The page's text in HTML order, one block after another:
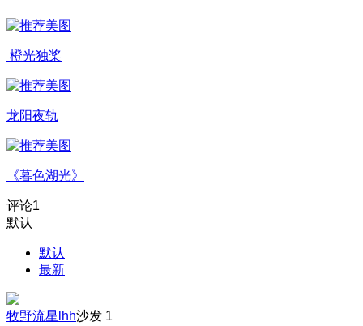
橙光独桨
龙阳夜轨
《暮色湖光》
评论1
默认
默认
最新
牧野流星lhh沙发 1